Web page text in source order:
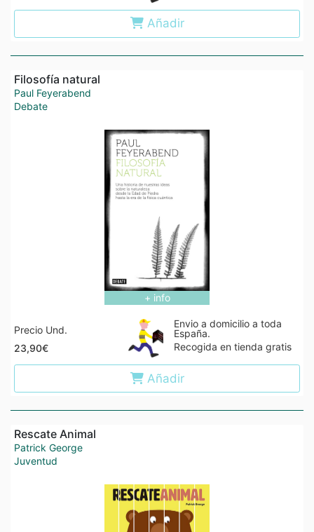
Añadir
Filosofía natural
Paul Feyerabend
Debate
+ info
Precio Und.
23,90€
Envio a domicilio a toda
España.
Recogida en tienda gratis
Añadir
Rescate Animal
Patrick George
Juventud